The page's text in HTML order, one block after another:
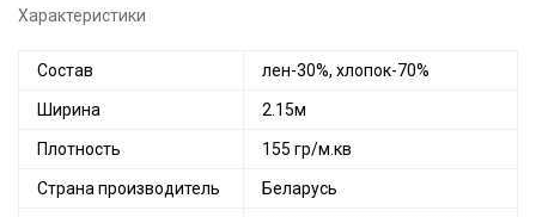
Характеристики
Состав лен-30%, хлопок-70%
Ширина 2.15м
Плотность 155 гр/м.кв
Страна производитель Беларусь